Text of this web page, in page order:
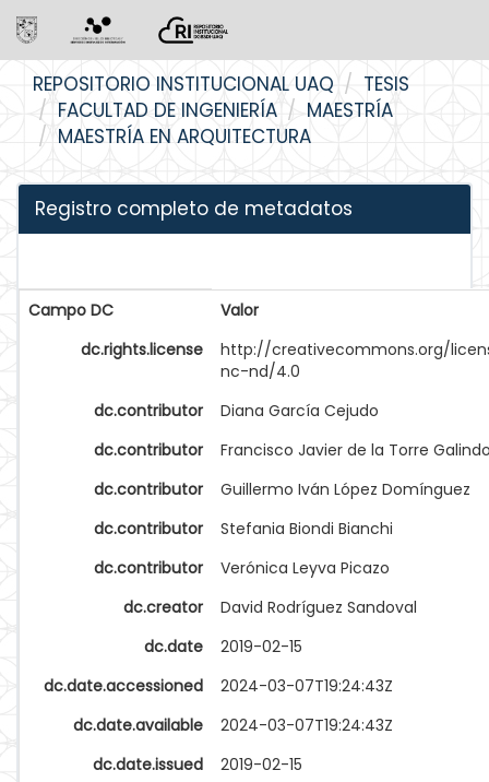
navigation
REPOSITORIO INSTITUCIONAL UAQ
TESIS
FACULTAD DE INGENIERÍA
MAESTRÍA
MAESTRÍA EN ARQUITECTURA
Registro completo de metadatos
Campo DC
Valor
dc.rights.license
http://creativecommons.org/
nc-nd/4.0
dc.contributor
Diana García Cejudo
dc.contributor
Francisco Javier de la Torre
dc.contributor
Guillermo Iván López Domínguez
dc.contributor
Stefania Biondi Bianchi
dc.contributor
Verónica Leyva Picazo
dc.creator
David Rodríguez Sandoval
dc.date
2019-02-15
dc.date.accessioned
2024-03-07T19:24:43Z
dc.date.available
2024-03-07T19:24:43Z
dc.date.issued
2019-02-15